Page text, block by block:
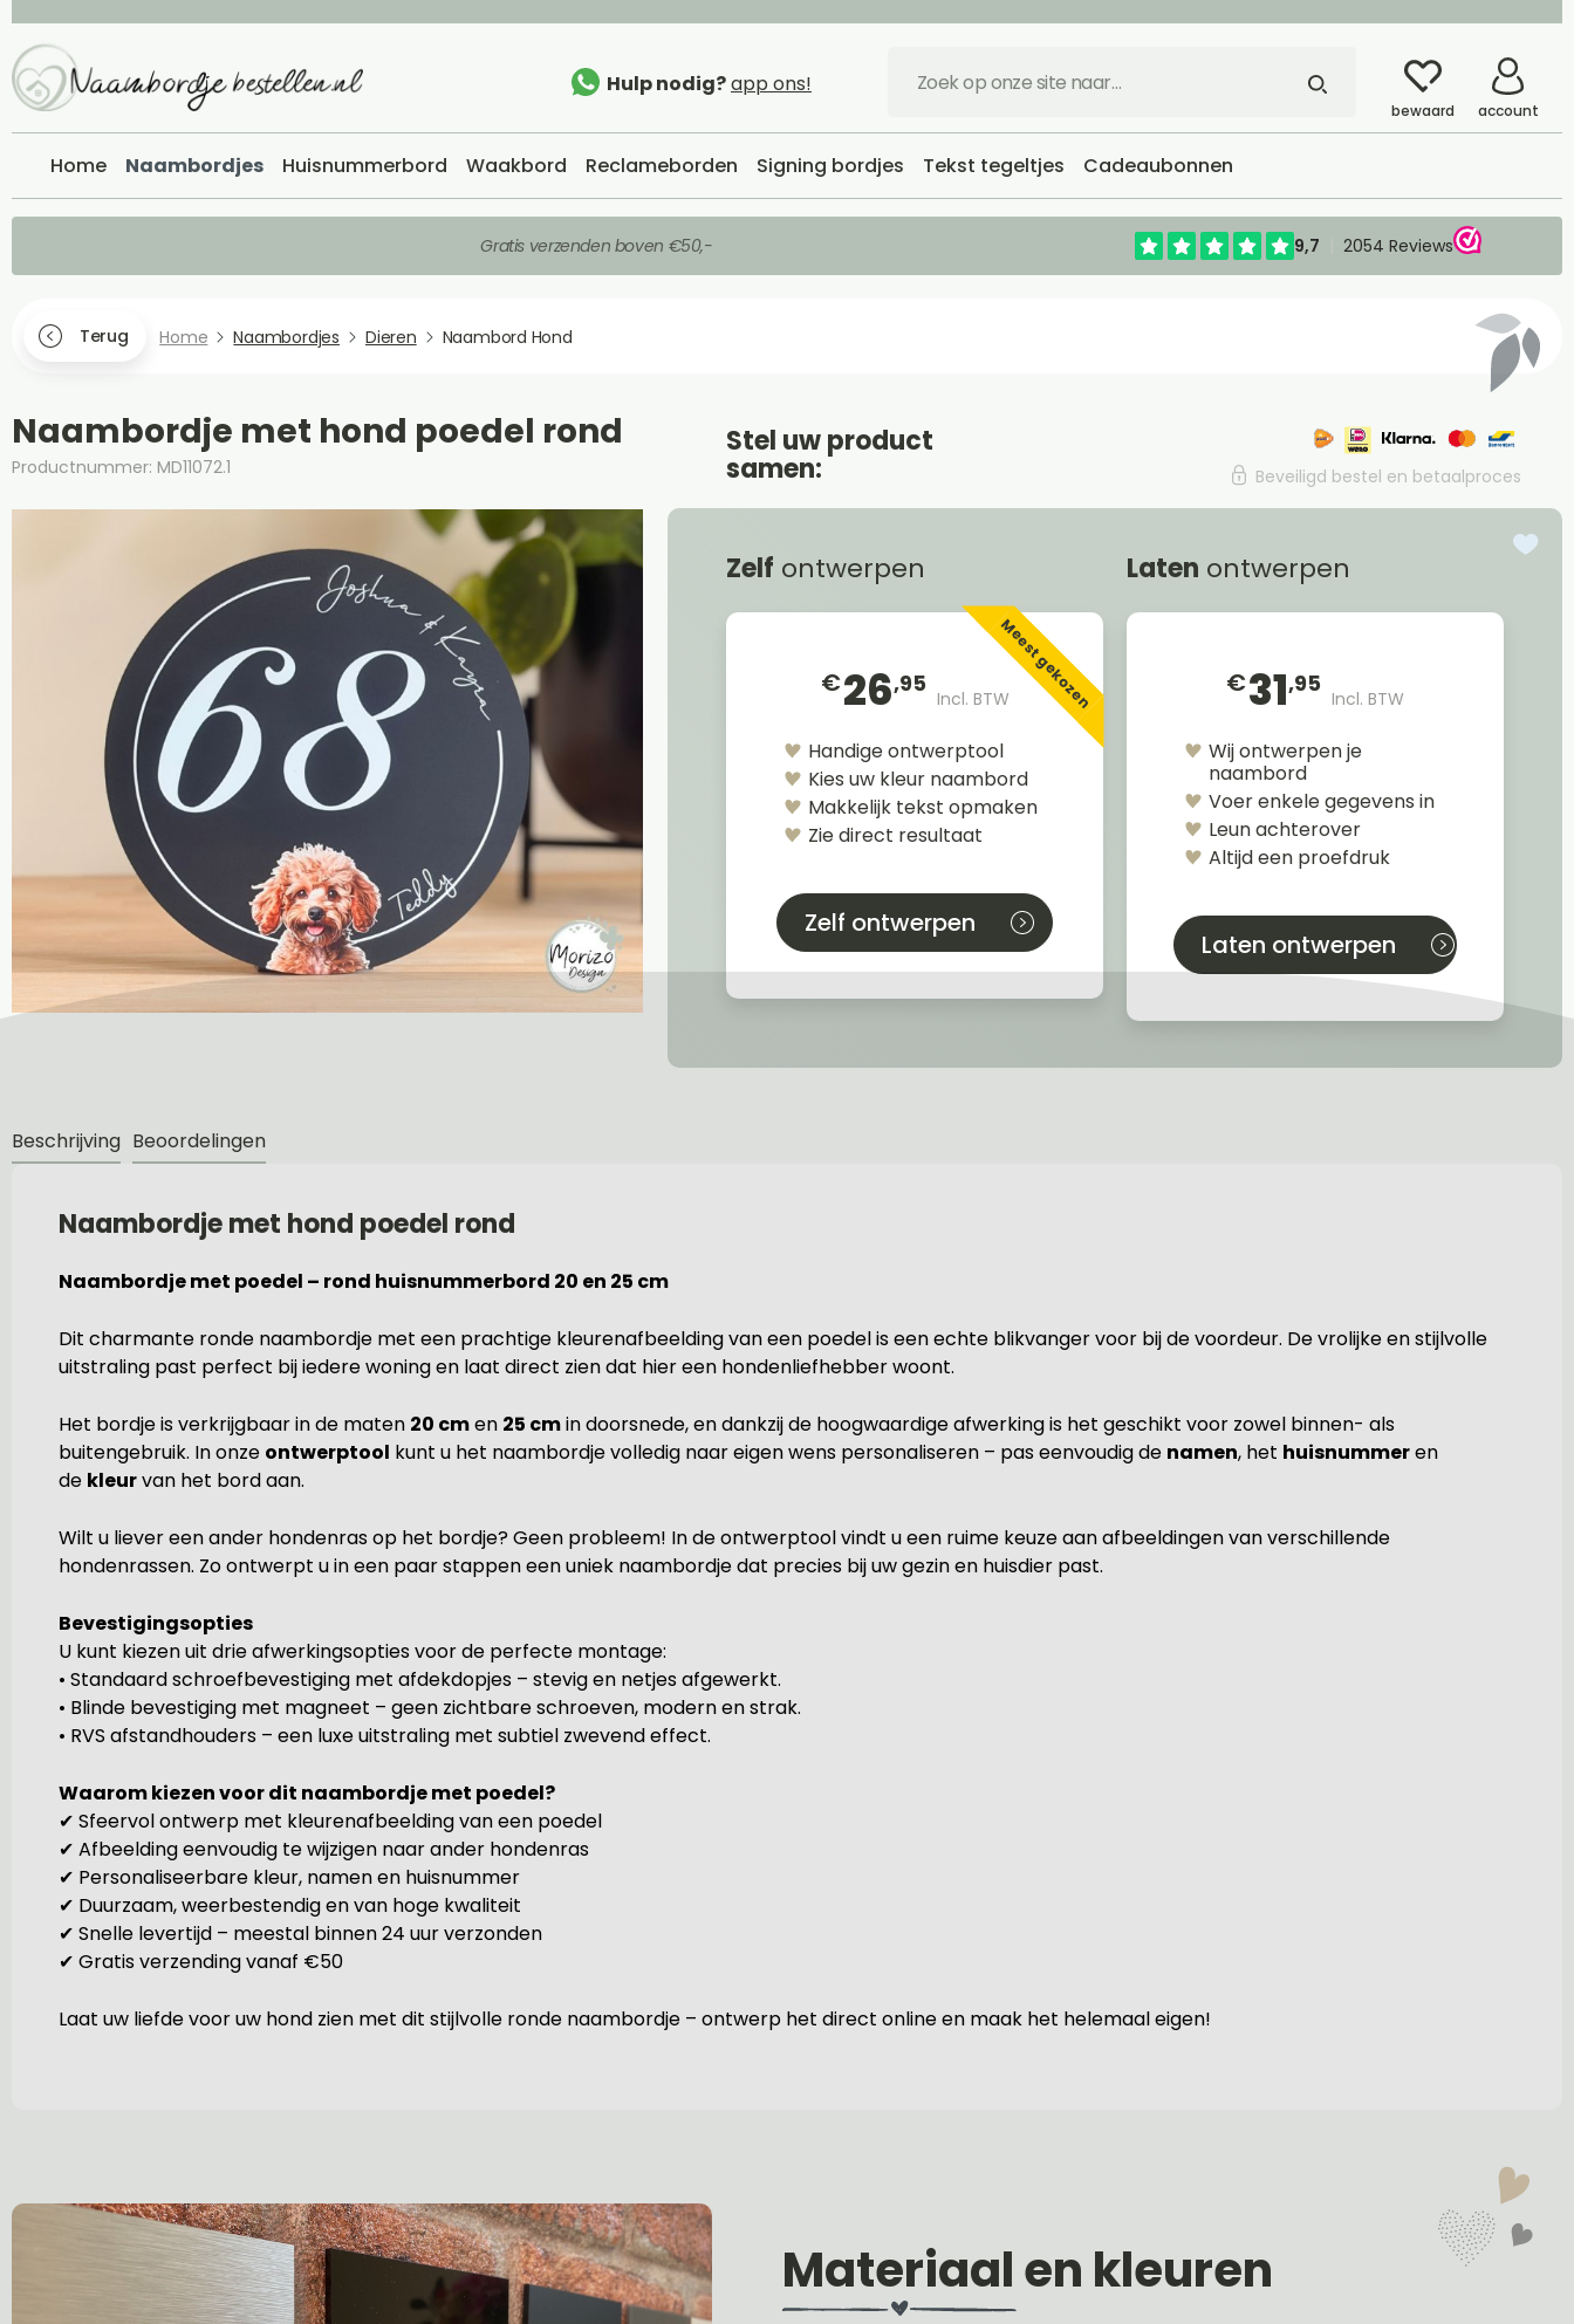
Hulp nodig?app ons!
bewaard account
Home Naambordjes Huisnummerbord Waakbord Reclameborden Signing bordjes Tekst tegeltjes Cadeaubonnen
Gratis verzenden boven €50,-
Terug Home Naambordjes Dieren Naambord Hond
Naambordje met hond poedel rond
Productnummer: MD11072.1
Stel uw product
samen: Beveiligd bestel en betaalproces
Zelf ontwerpen
€26,95
Incl. BTWMeest gekozen
Handige ontwerptool
Kies uw kleur naambord
Makkelijk tekst opmaken
Zie direct resultaat
Zelf ontwerpen
Laten ontwerpen
€31,95
Incl. BTW
Wij ontwerpen je
naambord
Voer enkele gegevens in
Leun achterover
Altijd een proefdruk
Laten ontwerpen
Beschrijving Beoordelingen
Naambordje met hond poedel rond
Naambordje met poedel – rond huisnummerbord 20 en 25 cm
Dit charmante ronde naambordje met een prachtige kleurenafbeelding van een poedel is een echte blikvanger voor bij de voordeur. De vrolijke en stijlvolle
uitstraling past perfect bij iedere woning en laat direct zien dat hier een hondenliefhebber woont.
Het bordje is verkrijgbaar in de maten 20 cmen 25 cmin doorsnede, en dankzij de hoogwaardige afwerking is het geschikt voor zowel binnen- als
buitengebruik. In onze ontwerptool kunt u het naambordje volledig naar eigen wens personaliseren – pas eenvoudig de namen, het huisnummeren
de kleurvan het bord aan.
Wilt u liever een ander hondenras op het bordje? Geen probleem! In de ontwerptool vindt u een ruime keuze aan afbeeldingen van verschillende
hondenrassen. Zo ontwerpt u in een paar stappen een uniek naambordje dat precies bij uw gezin en huisdier past.
Bevestigingsopties
U kunt kiezen uit drie afwerkingsopties voor de perfecte montage:
• Standaard schroefbevestiging met afdekdopjes – stevig en netjes afgewerkt.
• Blinde bevestiging met magneet – geen zichtbare schroeven, modern en strak.
• RVS afstandhouders – een luxe uitstraling met subtiel zwevend effect.
Waarom kiezen voor dit naambordje met poedel?
✔ Sfeervol ontwerp met kleurenafbeelding van een poedel
✔ Afbeelding eenvoudig te wijzigen naar ander hondenras
✔ Personaliseerbare kleur, namen en huisnummer
✔ Duurzaam, weerbestendig en van hoge kwaliteit
✔ Snelle levertijd – meestal binnen 24 uur verzonden
✔ Gratis verzending vanaf €50
Laat uw liefde voor uw hond zien met dit stijlvolle ronde naambordje – ontwerp het direct online en maak het helemaal eigen!
Materiaal en kleuren